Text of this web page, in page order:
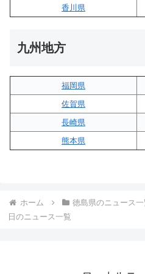
香川県
九州地方
福岡県
佐賀県
長崎県
熊本県
ホーム 徳島県のニュース一
日のニュース一覧